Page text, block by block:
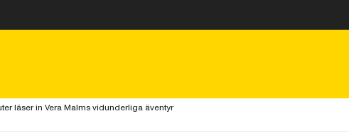
läser in Vera Malms vidunderliga äventyr